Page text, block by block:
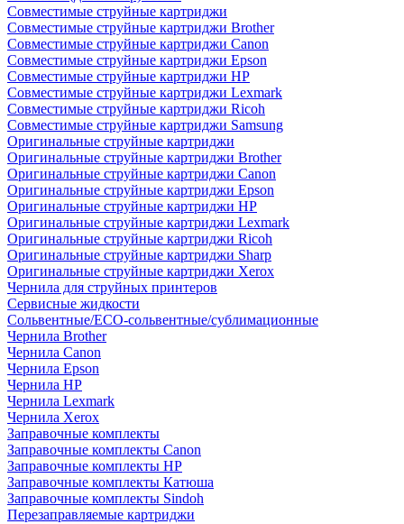
Совместимые струйные картриджи
Совместимые струйные картриджи Brother
Совместимые струйные картриджи Canon
Совместимые струйные картриджи Epson
Совместимые струйные картриджи HP
Совместимые струйные картриджи Lexmark
Совместимые струйные картриджи Ricoh
Совместимые струйные картриджи Samsung
Оригинальные струйные картриджи
Оригинальные струйные картриджи Brother
Оригинальные струйные картриджи Canon
Оригинальные струйные картриджи Epson
Оригинальные струйные картриджи HP
Оригинальные струйные картриджи Lexmark
Оригинальные струйные картриджи Ricoh
Оригинальные струйные картриджи Sharp
Оригинальные струйные картриджи Xerox
Чернила для струйных принтеров
Сервисные жидкости
Сольвентные/ECO-сольвентные/сублимационные
Чернила Brother
Чернила Canon
Чернила Epson
Чернила HP
Чернила Lexmark
Чернила Xerox
Заправочные комплекты
Заправочные комплекты Canon
Заправочные комплекты HP
Заправочные комплекты Катюша
Заправочные комплекты Sindoh
Перезаправляемые картриджи